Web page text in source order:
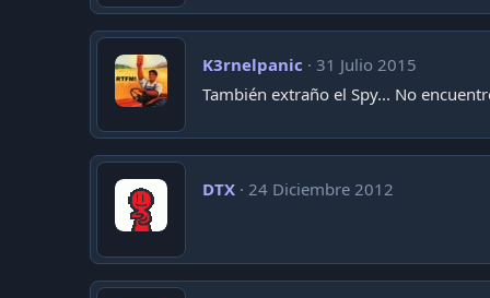
K3rnelpanic
31 Julio 2015
También extraño el Spy... No
DTX 24 Diciembre 2012